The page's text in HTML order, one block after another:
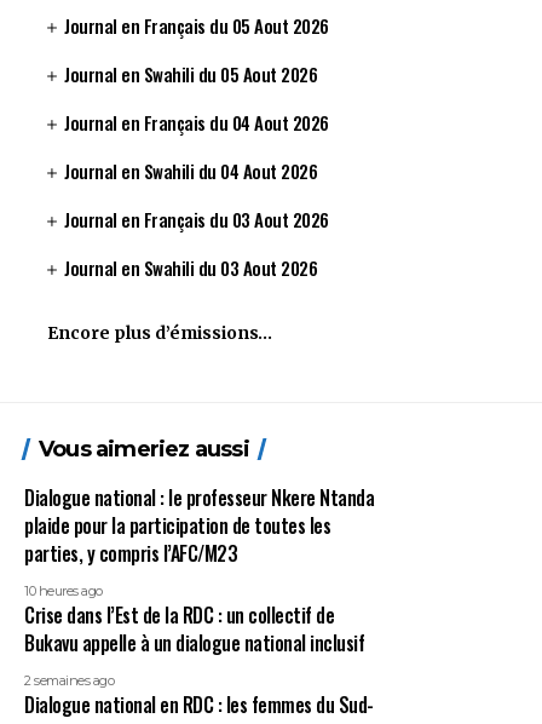
Journal en Français du 05 Aout 2026
Journal en Swahili du 05 Aout 2026
Journal en Français du 04 Aout 2026
Journal en Swahili du 04 Aout 2026
Journal en Français du 03 Aout 2026
Journal en Swahili du 03 Aout 2026
Encore plus d’émissions…
Vous aimeriez aussi
Dialogue national : le professeur Nkere Ntanda
plaide pour la participation de toutes les
parties, y compris l’AFC/M23
10 heures ago
Crise dans l’Est de la RDC : un collectif de
Bukavu appelle à un dialogue national inclusif
2 semaines ago
Dialogue national en RDC : les femmes du Sud-